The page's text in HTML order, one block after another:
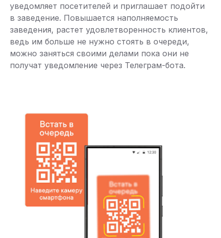
уведомляет посетителей и приглашает подойти
в заведение. Повышается наполняемость
заведения, растет удовлетворенность клиентов,
ведь им больше не нужно стоять в очереди,
можно заняться своими делами пока они не
получат уведомление через Телеграм-бота.